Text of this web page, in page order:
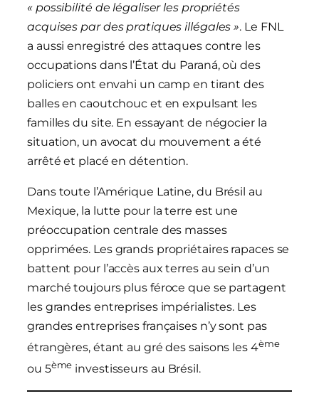
« possibilité de légaliser les propriétés
acquises par des pratiques illégales ». Le FNL
a aussi enregistré des attaques contre les
occupations dans l’État du Paraná, où des
policiers ont envahi un camp en tirant des
balles en caoutchouc et en expulsant les
familles du site. En essayant de négocier la
situation, un avocat du mouvement a été
arrêté et placé en détention.
Dans toute l’Amérique Latine, du Brésil au
Mexique, la lutte pour la terre est une
préoccupation centrale des masses
opprimées. Les grands propriétaires rapaces se
battent pour l’accès aux terres au sein d’un
marché toujours plus féroce que se partagent
les grandes entreprises impérialistes. Les
grandes entreprises françaises n’y sont pas
étrangères, étant au gré des saisons les 4ème
ou 5ème investisseurs au Brésil.